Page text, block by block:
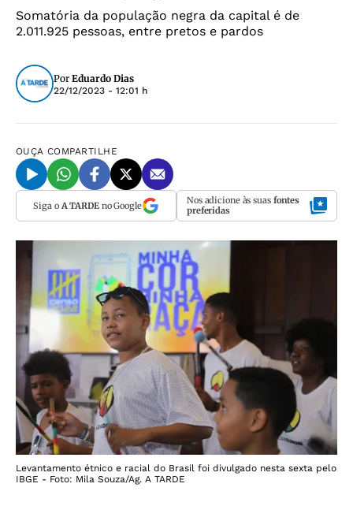
Somatória da população negra da capital é de
2.011.925 pessoas, entre pretos e pardos
Por Eduardo Dias
22/12/2023 - 12:01 h
OUÇA COMPARTILHE
Siga o A TARDEno Google Nos adicione às suas fontes
preferidas
Levantamento étnico e racial do Brasil foi divulgado nesta sexta pelo
IBGE - Foto: Mila Souza/Ag. A TARDE